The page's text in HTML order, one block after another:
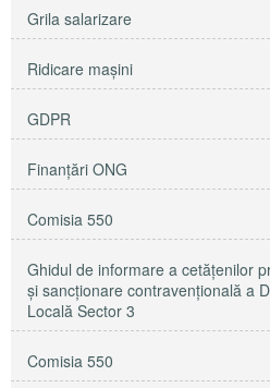
Grila salarizare
Ridicare maşini
GDPR
Finanțări ONG
Comisia 550
Ghidul de informare a cetățenilor
și sancționare contravențională a
Locală Sector 3
Comisia 550